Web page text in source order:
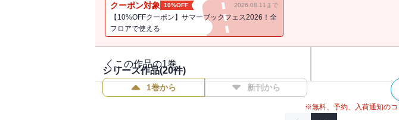
クーポン対象 10%OFF 2026.08.11まで
【10%OFFクーポン】サマーブックフェス2026！全
フロアで使える
この作品の1巻
シリーズ作品(20件)
1巻から 新刊から
※無料、予約、入荷通知のコ